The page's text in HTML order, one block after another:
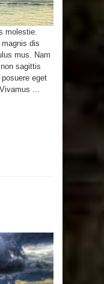
molestie.
dis
mus. Nam
sagittis
eget
...